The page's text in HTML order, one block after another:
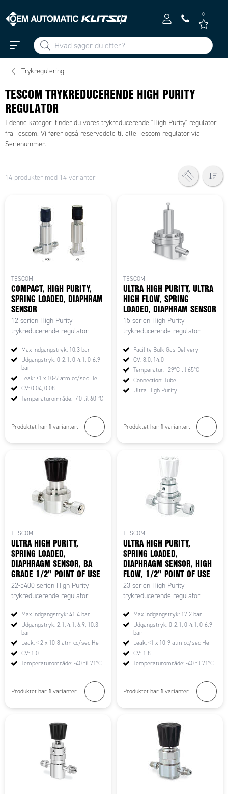
0
Trykregulering
TESCOM TRYKREDUCERENDE HIGH PURITY
REGULATOR
I denne kategori finder du vores trykreducerende "High Purity" regulator
fra Tescom. Vi fører også reservedele til alle Tescom regulator via
Serienummer.
14 produkter med 14 varianter
TESCOM
COMPACT, HIGH PURITY,
SPRING LOADED, DIAPHRAM
SENSOR
12 serien High Purity
trykreducerende regulator
Max indgangstryk: 10.3 bar
Udgangstryk: 0-2.1, 0-4.1, 0-6.9
bar
Leak: <1 x 10-9 atm cc/sec He
CV: 0.04, 0.08
Temperaturområde: -40 til 60 °C
Produktet har 1 varianter.
TESCOM
ULTRA HIGH PURITY, ULTRA
HIGH FLOW, SPRING
LOADED, DIAPHRAM SENSOR
15 serien High Purity
trykreducerende regulator
Facility Bulk Gas Delivery
CV: 8.0, 14.0
Temperatur: -29°C til 65°C
Connection: Tube
Ultra High Purity
Produktet har 1 varianter.
TESCOM
ULTRA HIGH PURITY,
SPRING LOADED,
DIAPHRAGM SENSOR, BA
GRADE 1/2" POINT OF USE
22-5400 serien High Purity
trykreducerende regulator
Max indgangstryk: 41.4 bar
Udgangstryk: 2.1, 4.1, 6.9, 10.3
bar
Leak: < 2 x 10-8 atm cc/sec He
CV: 1.0
Temperaturområde: -40 til 71°C
Produktet har 1 varianter.
TESCOM
ULTRA HIGH PURITY,
SPRING LOADED,
DIAPHRAGM SENSOR, HIGH
FLOW, 1/2" POINT OF USE
23 serien High Purity
trykreducerende regulator
Max indgangstryk: 17.2 bar
Udgangstryk: 0-2.1, 0-4.1, 0-6.9
bar
Leak: <1 x 10-9 atm cc/sec He
CV: 1.8
Temperaturområde: -40 til 71°C
Produktet har 1 varianter.